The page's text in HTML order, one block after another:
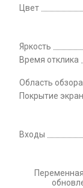
Цвет
Яркость
Время отклика
Область обзора
Покрытие
Входы